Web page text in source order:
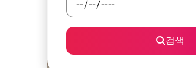
검색